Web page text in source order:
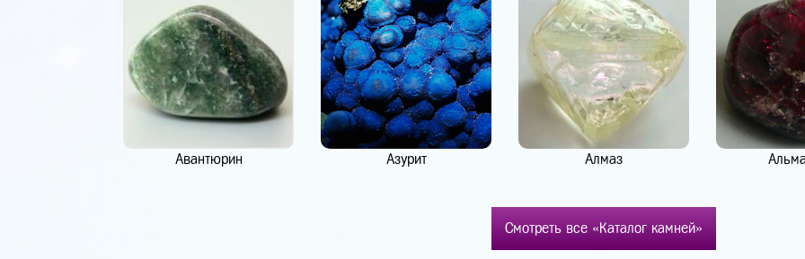
Авантюрин Азурит Алмаз
Смотреть все «Каталог камней»